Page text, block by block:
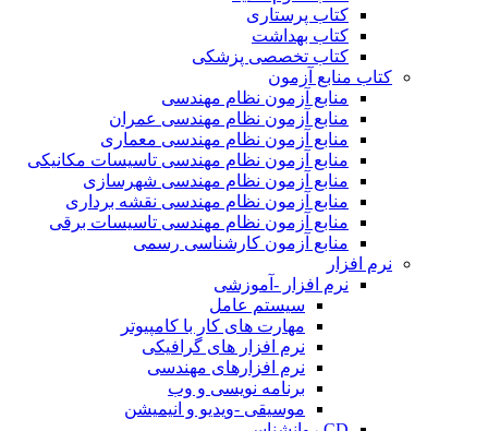
کتاب پرستاری
کتاب بهداشت
کتاب تخصصی پزشکی
کتاب منابع آزمون
منابع آزمون نظام مهندسی
منابع آزمون نظام مهندسی عمران
منابع آزمون نظام مهندسی معماری
منابع آزمون نظام مهندسی تاسیسات مکانیکی
منابع آزمون نظام مهندسی شهرسازی
منابع آزمون نظام مهندسی نقشه برداری
منابع آزمون نظام مهندسی تاسیسات برقی
منابع آزمون کارشناسی رسمی
نرم افزار
نرم افزار -آموزشی
سیستم عامل
مهارت های کار با کامپیوتر
نرم افزار های گرافیکی
نرم افزارهای مهندسی
برنامه نویسی و وب
موسیقی -ویدیو و انیمیشن